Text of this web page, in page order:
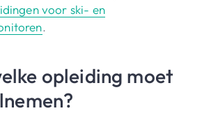
voor ski- en
.
opleiding moet